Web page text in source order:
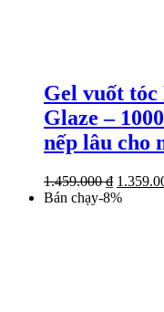
Gel vuốt
Glaze –
nếp lâu cho
1.459.000₫ Giá
gốc
Bán chạy-8%